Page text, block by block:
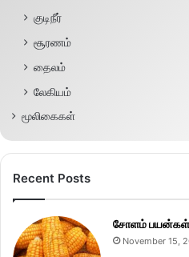
குடிநீர்
சூரணம்
தைலம்
லேகியம்
மூலிகைகள்
Recent Posts
சோளம் பயன்கள்
November 15,